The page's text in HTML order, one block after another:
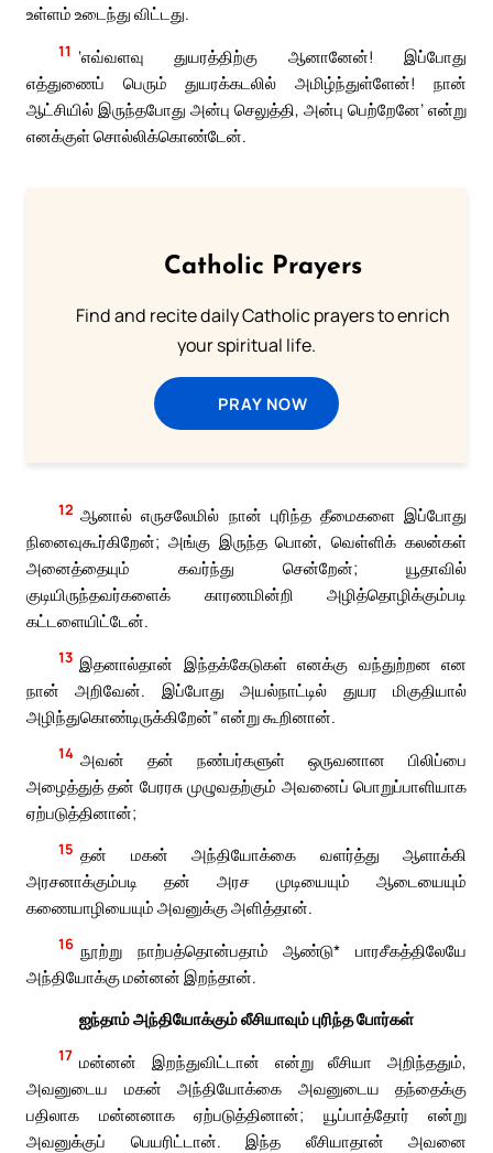
உள்ளம் உடைந்து விட்டது.
11 ‘எவ்வளவு துயரத்திற்கு ஆனானேன்! இப்போது
எத்துணைப் பெரும் துயரக்கடலில் அமிழ்ந்துள்ளேன்! நான்
ஆட்சியில் இருந்தபோது அன்பு செலுத்தி, அன்பு பெற்றேனே’ என்று
எனக்குள் சொல்லிக்கொண்டேன்.
Catholic Prayers
Find and recite daily Catholic prayers to enrich
your spiritual life.
PRAY NOW
12 ஆனால் எருசலேமில் நான் புரிந்த தீமைகளை இப்போது
நினைவுகூர்கிறேன்; அங்கு இருந்த பொன், வெள்ளிக் கலன்கள்
அனைத்தையும் கவர்ந்து சென்றேன்; யூதாவில்
குடியிருந்தவர்களைக் காரணமின்றி அழித்தொழிக்கும்படி
கட்டளையிட்டேன்.
13 இதனால்தான் இந்தக்கேடுகள் எனக்கு வந்துற்றன என
நான் அறிவேன். இப்போது அயல்நாட்டில் துயர மிகுதியால்
அழிந்துகொண்டிருக்கிறேன்” என்று கூறினான்.
14 அவன் தன் நண்பர்களுள் ஒருவனான பிலிப்பை
அழைத்துத் தன் பேரரசு முழுவதற்கும் அவனைப் பொறுப்பாளியாக
ஏற்படுத்தினான்;
15 தன் மகன் அந்தியோக்கை வளர்த்து ஆளாக்கி
அரசனாக்கும்படி தன் அரச முடியையும் ஆடையையும்
கணையாழியையும் அவனுக்கு அளித்தான்.
16 நூற்று நாற்பத்தொன்பதாம் ஆண்டு* பாரசீகத்திலேயே
அந்தியோக்கு மன்னன் இறந்தான்.
ஐந்தாம் அந்தியோக்கும் லீசியாவும் புரிந்த போர்கள்
17 மன்னன் இறந்துவிட்டான் என்று லீசியா அறிந்ததும்,
அவனுடைய மகன் அந்தியோக்கை அவனுடைய தந்தைக்கு
பதிலாக மன்னனாக ஏற்படுத்தினான்; யூப்பாத்தோர் என்று
அவனுக்குப் பெயரிட்டான். இந்த லீசியாதான் அவனை